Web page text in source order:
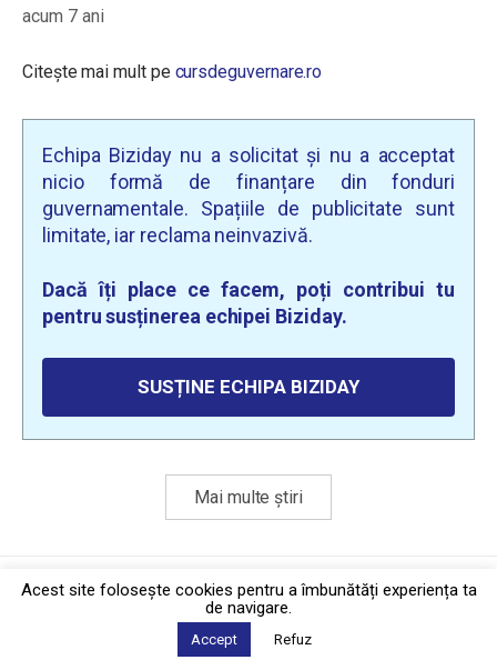
acum 7 ani
Citește mai mult pe cursdeguvernare.ro
Echipa Biziday nu a solicitat și nu a acceptat
nicio formă de finanțare din fonduri
guvernamentale. Spațiile de publicitate sunt
limitate, iar reclama neinvazivă.
Dacă îți place ce facem, poți contribui tu
pentru susținerea echipei Biziday.
SUSȚINE ECHIPA BIZIDAY
Mai multe știri
Politica de confidențialitate·Contact
2026 © Biziday
Acest site foloseşte cookies pentru a îmbunătăți experiența ta
de navigare.
Accept Refuz